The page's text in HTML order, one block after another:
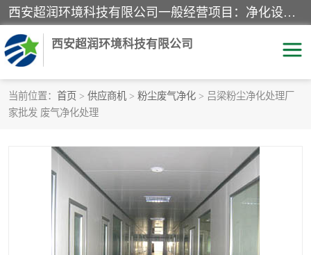
西安超润环境科技有限公司一般经营项目：净化设备、厨房设备、五金机电设备、不锈钢制品、彩钢夹心板、水处理设备的研发、销售；空气净化设备、办公设备、通风设备、建筑材料、金属材料的销售；净化工程、钢结构工程、机电设备工程的设计与施工及技术咨询服务；货物及技术的进出口的业务经营。
西安超润环境科技有限公司
当前位置： 首页 > 供应商机 > 粉尘废气净化 > 吕梁粉尘净化处理厂
家批发 废气净化处理
洁净手术室
粉尘废气净化
净化车间工程 GMP车间